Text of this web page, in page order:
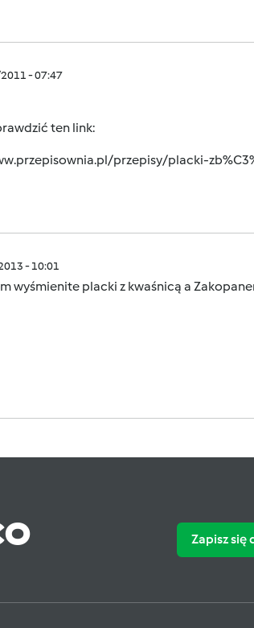
- 07:47
ten link:
przepisy/placki-
- 10:01
wyśmienite placki z kwaśnicą a
Zapisz się